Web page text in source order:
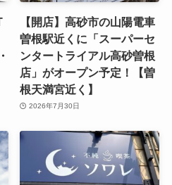
【開店】高砂市の山陽電車
曽根駅近くに「スーパーセ
ンタートライアル高砂曽根
店」がオープン予定！【曽
根天満宮近く】
2026年7月30日